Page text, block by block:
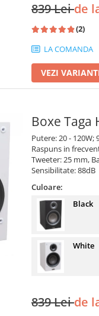
839 Leide
(2)
LA COMANDA
VEZI
Boxe Taga
Putere: 20 - 120W;
Raspuns in
Tweeter: 25 mm,
Sensibilitate: 88dB
Culoare:
Black
White
839 Leide